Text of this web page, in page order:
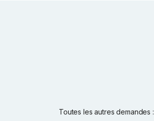
Toutes les autres demandes :